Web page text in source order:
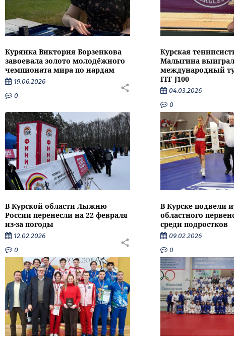
Курянка Виктория Борзенкова
завоевала золото молодёжного
чемпионата мира по нардам
19.06.2026
0
Курская
Малыгина
международный
ITF J100
04.03.2026
0
В Курской области Лыжню
России перенесли на 22 февраля
из-за погоды
12.02.2026
0
В Курске подвели
областного
среди подростков
09.02.2026
0